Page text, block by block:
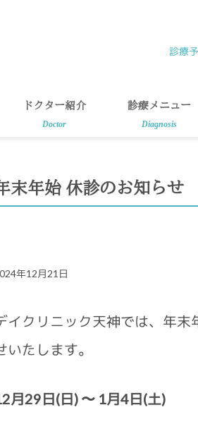
診療
ドクター紹介
Doctor
診療メニュー
Diagnosis
末年始 休診のお知らせ
年12月21日
イクリニック天神では、年
いたします。
月29日(日) 〜 1月4日(土)